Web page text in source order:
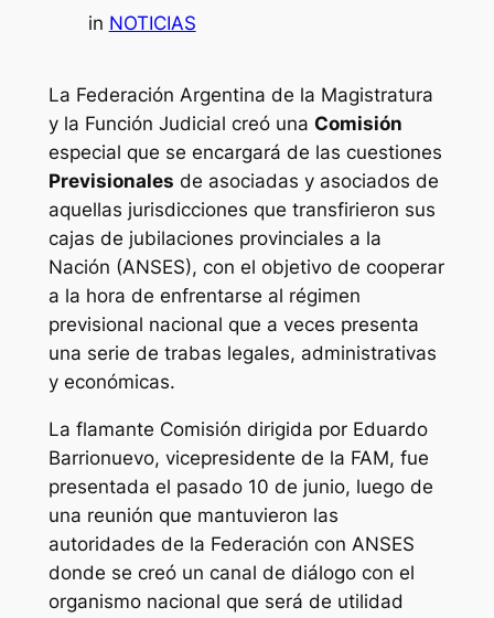
in NOTICIAS
La Federación Argentina de la Magistratura
y la Función Judicial creó una Comisión
especial que se encargará de las cuestiones
Previsionales de asociadas y asociados de
aquellas jurisdicciones que transfirieron sus
cajas de jubilaciones provinciales a la
Nación (ANSES), con el objetivo de cooperar
a la hora de enfrentarse al régimen
previsional nacional que a veces presenta
una serie de trabas legales, administrativas
y económicas.
La flamante Comisión dirigida por Eduardo
Barrionuevo, vicepresidente de la FAM, fue
presentada el pasado 10 de junio, luego de
una reunión que mantuvieron las
autoridades de la Federación con ANSES
donde se creó un canal de diálogo con el
organismo nacional que será de utilidad